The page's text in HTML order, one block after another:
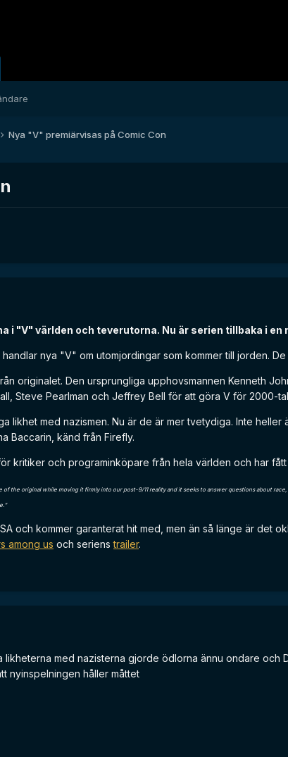
Nya "V" premiärvisas på Comic Con
i "V" världen och teverutorna. Nu är serien tillbaka i en
nya "V" om utomjordingar som kommer till jorden.
originalet. Den ursprungliga upphovsmannen Kenneth
Steve Pearlman och Jeffrey Bell för att göra V för 2000-
likhet med nazismen. Nu är de är mer tvetydiga. Inte
Baccarin, känd från Firefly.
kritiker och programinköpare från hela världen och har
of the original while moving it firmly into our post-9/11 reality and it seeks to answer questions about
och kommer garanterat hit med, men än så länge är det
among us och serienstrailer.
med nazisterna gjorde ödlorna ännu ondare och
nyinspelningen håller måttet